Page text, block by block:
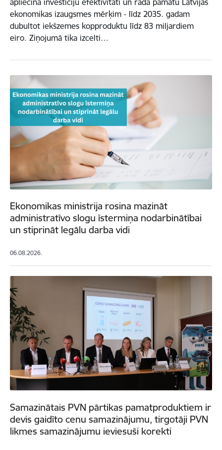
apliecina investīciju efektivitāti un rada pamatu Latvijas
ekonomikas izaugsmes mērķim - līdz 2035. gadam
dubultot iekšzemes kopproduktu līdz 83 miljardiem
eiro. Ziņojumā tika izcelti…
Ekonomikas ministrija rosina mazināt
administratīvo slogu īstermiņa nodarbinātībai
un stiprināt legālu darba vidi
06.08.2026.
Samazinātais PVN pārtikas pamatproduktiem ir
devis gaidīto cenu samazinājumu, tirgotāji PVN
likmes samazinājumu ieviesuši korekti